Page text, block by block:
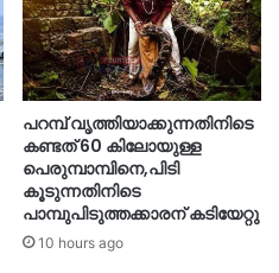
പറമ്പ് വൃത്തിയാക്കുന്നതിനിടെ
കണ്ടത് 60 കിലോയുള്ള
പെരുമ്പാമ്പിനെ,പിടി
കൂടുന്നതിനിടെ
പാമ്പുപിടുത്തക്കാരന് കടിയേറ്റു
10 hours ago